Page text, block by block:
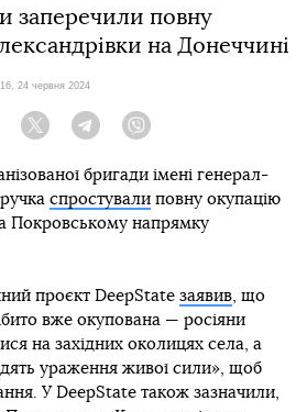
заперечили повну
на Донеччині
24 червня 2024
Facebook Twitter Telegram
бригади імені генерал-
спростували повну окупацію
Покровському напрямку
проєкт DeepState заявив, що
вже окупована — росіяни
на західних околицях села, а
ураження живої сили», щоб
У DeepState також зазначили,